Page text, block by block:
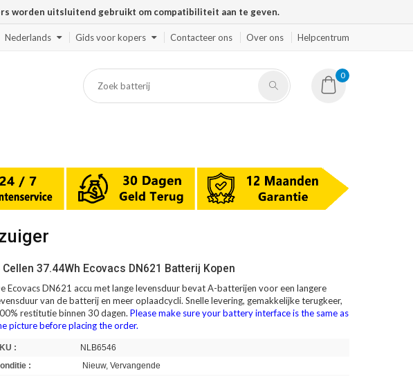
worden uitsluitend gebruikt om compatibiliteit aan te geven.
Nederlands Gids voor kopers Contacteer ons Over ons Helpcentrum
0
Cellen 37.44Wh Ecovacs DN621 Batterij Kopen
Ecovacs DN621 accu met lange levensduur bevat A-batterijen voor een langere
van de batterij en meer oplaadcycli. Snelle levering, gemakkelijke terugkeer,
restitutie binnen 30 dagen.Please make sure your battery interface is the same as
picture before placing the order.
:
NLB6546
:
Nieuw, Vervangende